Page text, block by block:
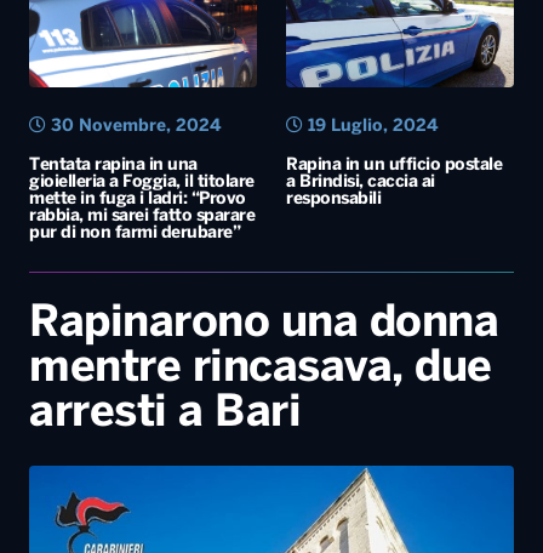
Tentata rapina in una
gioielleria a Foggia, il titolare
mette in fuga i ladri: “Provo
rabbia, mi sarei fatto sparare
pur di non farmi derubare”
30 Novembre, 2024
Rapina in un ufficio postale
a Brindisi, caccia ai
responsabili
19 Luglio, 2024
Rapinarono una donna
mentre rincasava, due
arresti a Bari